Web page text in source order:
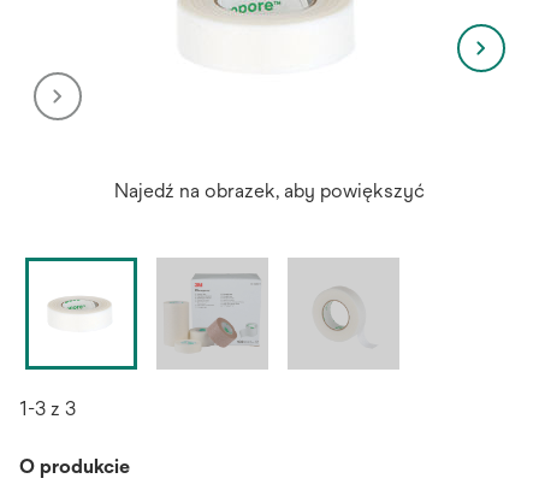
Najedź na obrazek, aby powiększyć
1-3 z 3
O produkcie